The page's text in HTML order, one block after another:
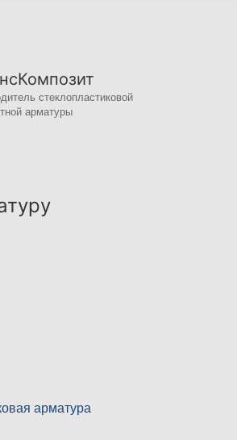
стеклопластиковой
арматуры
арматура